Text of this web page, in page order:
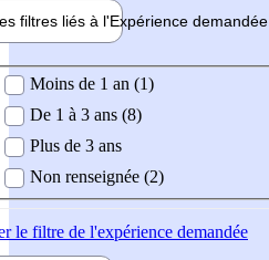
filtres liés à l'Expérience demandée
demandée
Moins de 1 an (1)
De 1 à 3 ans (8)
Plus de 3 ans
Non renseignée (2)
le filtre de l'expérience demandée